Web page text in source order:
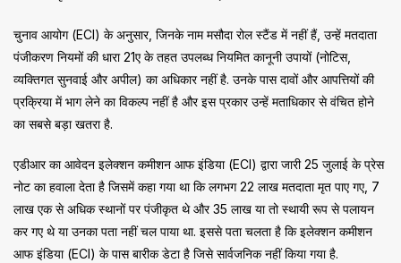
चुनाव आयोग (ECI) के अनुसार, जिनके नाम मसौदा रोल स्टैंड में नहीं हैं, उन्हें मतदाता
पंजीकरण नियमों की धारा 21ए के तहत उपलब्ध नियमित कानूनी उपायों (नोटिस,
व्यक्तिगत सुनवाई और अपील) का अधिकार नहीं है. उनके पास दावों और आपत्तियों की
प्रक्रिया में भाग लेने का विकल्प नहीं है और इस प्रकार उन्हें मताधिकार से वंचित होने
का सबसे बड़ा खतरा है.
एडीआर का आवेदन इलेक्शन कमीशन आफ इंडिया (ECI) द्वारा जारी 25 जुलाई के प्रेस
नोट का हवाला देता है जिसमें कहा गया था कि लगभग 22 लाख मतदाता मृत पाए गए, 7
लाख एक से अधिक स्थानों पर पंजीकृत थे और 35 लाख या तो स्थायी रूप से पलायन
कर गए थे या उनका पता नहीं चल पाया था. इससे पता चलता है कि इलेक्शन कमीशन
आफ इंडिया (ECI) के पास बारीक डेटा है जिसे सार्वजनिक नहीं किया गया है.